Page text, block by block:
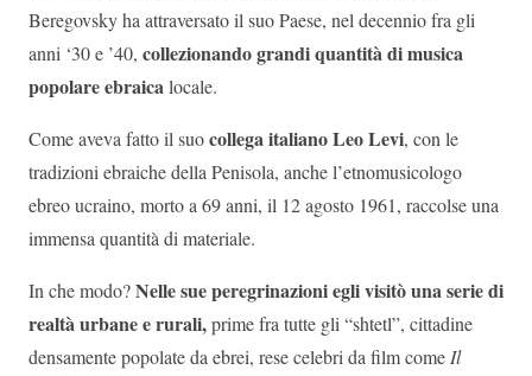
Beregovsky ha attraversato il suo Paese, nel decennio fra gli
anni ‘30 e ’40, collezionando grandi quantità di musica
popolare ebraicalocale.
Come aveva fatto il suocollega italiano Leo Levi, con le
tradizioni ebraiche della Penisola, anche l’etnomusicologo
ebreo ucraino, morto a 69 anni, il 12 agosto 1961, raccolse una
immensa quantità di materiale.
In che modo?Nelle sue peregrinazioni egli visitò una serie di
realtà urbane e rurali,prime fra tutte gli “shtetl”, cittadine
densamente popolate da ebrei, rese celebri da film come Il